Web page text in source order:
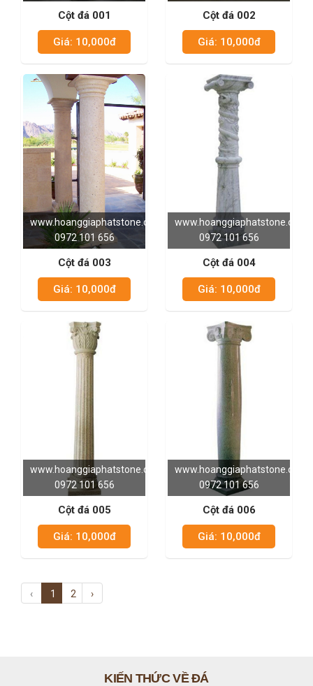
Cột đá 001
Giá: 10,000đ
Cột đá 002
Giá: 10,000đ
www.hoanggiaphatstone.com
0972 101 656
Cột đá 003
Giá: 10,000đ
www.hoanggiaphatstone.com
0972 101 656
Cột đá 004
Giá: 10,000đ
www.hoanggiaphatstone.com
0972 101 656
Cột đá 005
Giá: 10,000đ
www.hoanggiaphatstone.com
0972 101 656
Cột đá 006
Giá: 10,000đ
‹ 1 2 ›
KIẾN THỨC VỀ ĐÁ